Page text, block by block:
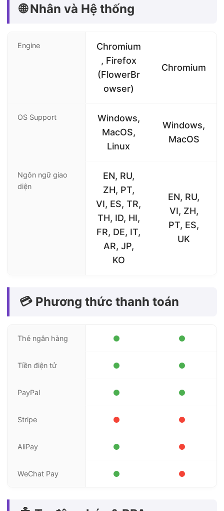
🌐 Nhân và Hệ thống
Engine
Chromium
, Firefox
(FlowerBr
owser)
Chromium
OS Support
Windows,
MacOS,
Linux
Windows,
MacOS
Ngôn ngữ giao
diện
EN, RU,
ZH, PT,
VI, ES, TR,
TH, ID, HI,
FR, DE, IT,
AR, JP,
KO
EN, RU,
VI, ZH,
PT, ES,
UK
💳 Phương thức thanh toán
Thẻ ngân hàng
Tiền điện tử
PayPal
Stripe
AliPay
WeChat Pay